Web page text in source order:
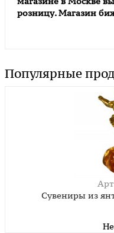
розницу. Магазин
Популярные
Сувениры из